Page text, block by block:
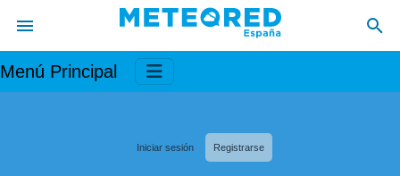
Menú Principal
Iniciar sesión Registrarse